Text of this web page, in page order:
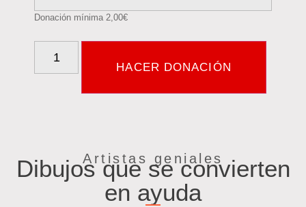
Donación mínima 2,00€
HACER DONACIÓN
Artistas geniales
Dibujos que se convierten
en ayuda